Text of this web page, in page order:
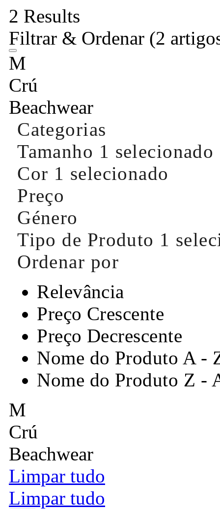
2 Results
Filtrar & Ordenar (2
M
Crú
Beachwear
Categorias
Tamanho 1 selecionado
Cor 1 selecionado
Preço
Género
Tipo de Produto 1
Ordenar por
Relevância
Preço Crescente
Preço Decrescente
Nome do Produto A -
Nome do Produto Z -
M
Crú
Beachwear
Limpar tudo
Limpar tudo